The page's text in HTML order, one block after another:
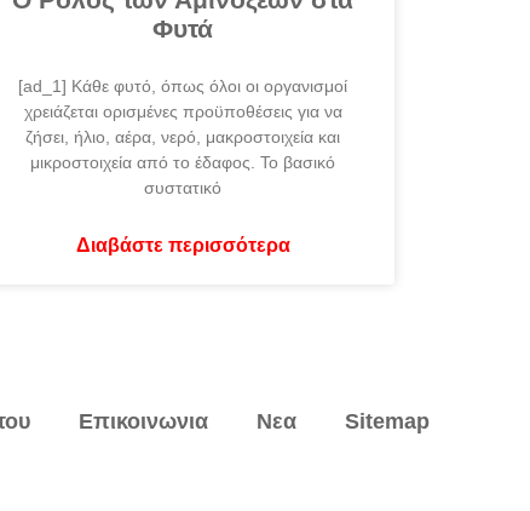
Φυτά
[ad_1] Κάθε φυτό, όπως όλοι οι οργανισμοί
χρειάζεται ορισμένες προϋποθέσεις για να
ζήσει, ήλιο, αέρα, νερό, μακροστοιχεία και
μικροστοιχεία από το έδαφος. Το βασικό
συστατικό
Διαβάστε περισσότερα
Επικοινωνια Νεα Sitemap